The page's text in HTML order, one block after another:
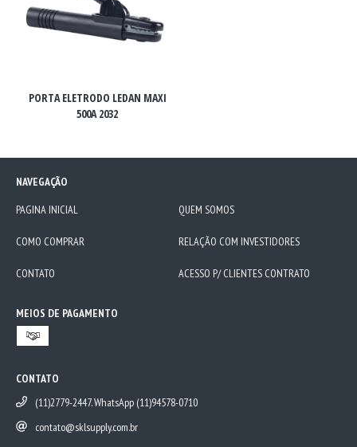
PORTA ELETRODO LEDAN MAXI
500A 2032
NAVEGAÇÃO
PAGINA INICIAL
QUEM SOMOS
COMO COMPRAR RELAÇÃO COM INVESTIDORES
CONTATO ACESSO P/ CLIENTES CONTRATO
MEIOS DE PAGAMENTO
CONTATO
(11)2779-2447. WhatsApp (11)94578-0710
contato@sklsupply.com.br